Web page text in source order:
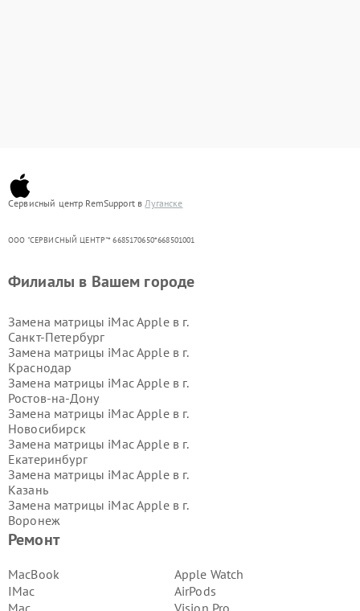
Сервисный центр RemSupport вЛуганске
ООО "СЕРВИСНЫЙ ЦЕНТР"* 6685170650*668501001
Ремонт
MacBook
IMac
Mac
Apple Watch
AirPods
Vision Pro
Филиалы в Вашем городе
Замена матрицы iMac Apple в г.
Санкт-Петербург
Замена матрицы iMac Apple в г.
Краснодар
Замена матрицы iMac Apple в г.
Ростов-на-Дону
Замена матрицы iMac Apple в г.
Новосибирск
Замена матрицы iMac Apple в г.
Екатеринбург
Замена матрицы iMac Apple в г.
Казань
Замена матрицы iMac Apple в г.
Воронеж
Замена матрицы iMac Apple в г.
Замена матрицы iMac Apple в г.
Самара
Замена матрицы iMac Apple в г.